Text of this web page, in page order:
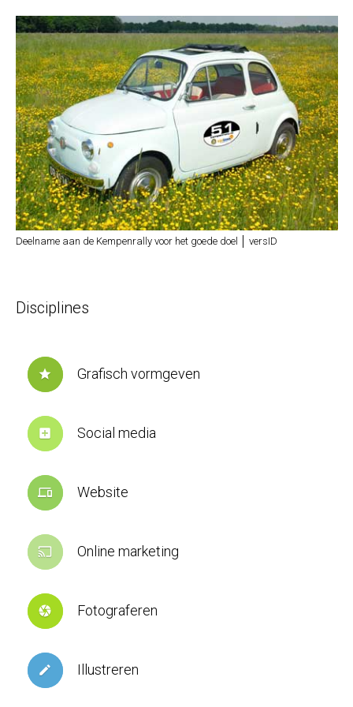
Deelname aan de Kempenrally voor het goede doel │ versID
Disciplines
star Grafisch vormgeven
add_box Social media
devices Website
cast Online marketing
camera Fotograferen
create Illustreren